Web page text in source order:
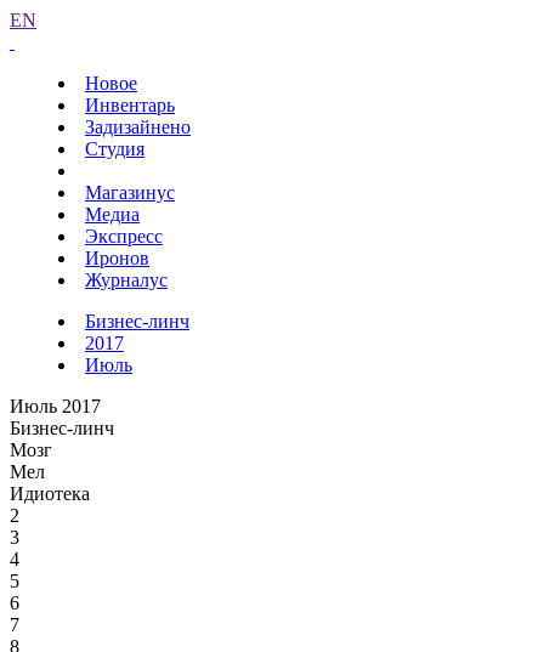
EN
Новое
Инвентарь
Задизайнено
Студия
Магазинус
Медиа
Экспресс
Иронов
Журналус
Бизнес-линч
2017
Июль
Июль 2017
Бизнес-линч
Мозг
Мел
Идиотека
2
3
4
5
6
7
8